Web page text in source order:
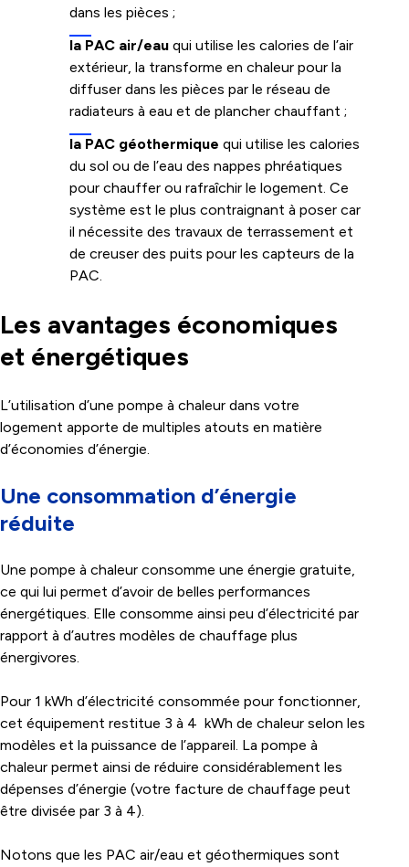
dans les pièces ;
la PAC air/eau qui utilise les calories de l’air
extérieur, la transforme en chaleur pour la
diffuser dans les pièces par le réseau de
radiateurs à eau et de plancher chauffant ;
la PAC géothermique qui utilise les calories
du sol ou de l’eau des nappes phréatiques
pour chauffer ou rafraîchir le logement. Ce
système est le plus contraignant à poser car
il nécessite des travaux de terrassement et
de creuser des puits pour les capteurs de la
PAC.
Les avantages économiques
et énergétiques
L’utilisation d’une pompe à chaleur dans votre
logement apporte de multiples atouts en matière
d’économies d’énergie.
Une consommation d’énergie
réduite
Une pompe à chaleur consomme une énergie gratuite,
ce qui lui permet d’avoir de belles performances
énergétiques. Elle consomme ainsi peu d’électricité par
rapport à d’autres modèles de chauffage plus
énergivores.
Pour 1 kWh d’électricité consommée pour fonctionner,
cet équipement restitue 3 à 4 kWh de chaleur selon les
modèles et la puissance de l’appareil. La pompe à
chaleur permet ainsi de réduire considérablement les
dépenses d’énergie (votre facture de chauffage peut
être divisée par 3 à 4).
Notons que les PAC air/eau et géothermiques sont